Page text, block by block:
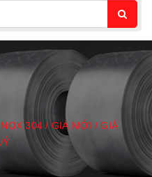
304 / GIÁ MỚI / GIÁ